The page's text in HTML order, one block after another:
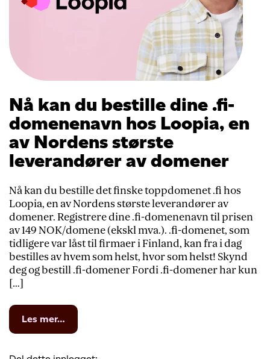
Nå kan du bestille dine .fi-
domenenavn hos Loopia, en
av Nordens største
leverandører av domener
Nå kan du bestille det finske toppdomenet .fi hos
Loopia, en av Nordens største leverandører av
domener. Registrere dine .fi-domenenavn til prisen
av 149 NOK/domene (ekskl mva.). .fi-domenet, som
tidligere var låst til firmaer i Finland, kan fra i dag
bestilles av hvem som helst, hvor som helst! Skynd
deg og bestill .fi-domener Fordi .fi-domener har kun
[…]
Les mer…
Nå
du